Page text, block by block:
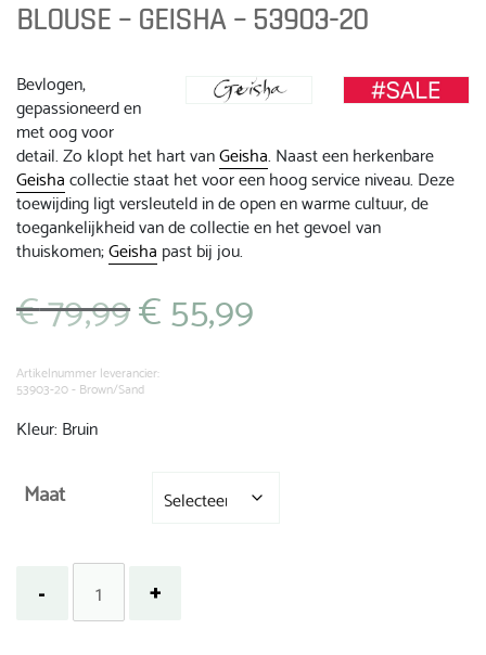
BLOUSE – GEISHA – 53903-20
Bevlogen,
gepassioneerd en
met oog voor
detail. Zo klopt het hart vanGeisha. Naast een herkenbare
Geishacollectie staat het voor een hoog service niveau. Deze
toewijding ligt versleuteld in de open en warme cultuur, de
toegankelijkheid van de collectie en het gevoel van
thuiskomen;Geisha past bij jou.
€79,99 Oorspronkelijke
prijs
€ 79,99.
€55,99
Artikelnummer leverancier:
53903-20 - Brown/Sand
Kleur: Bruin
Maat